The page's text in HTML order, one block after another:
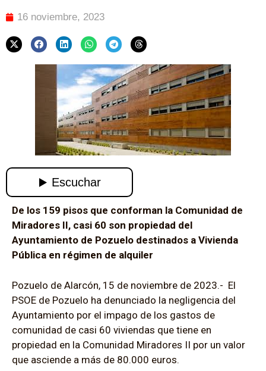
16 noviembre, 2023
De los 159 pisos que conforman la Comunidad de
Miradores II, casi 60 son propiedad del
Ayuntamiento de Pozuelo destinados a Vivienda
Pública en régimen de alquiler
Pozuelo de Alarcón, 15 de noviembre de 2023.- El
PSOE de Pozuelo ha denunciado la negligencia del
Ayuntamiento por el impago de los gastos de
comunidad de casi 60 viviendas que tiene en
propiedad en la Comunidad Miradores II por un valor
que asciende a más de 80.000 euros.